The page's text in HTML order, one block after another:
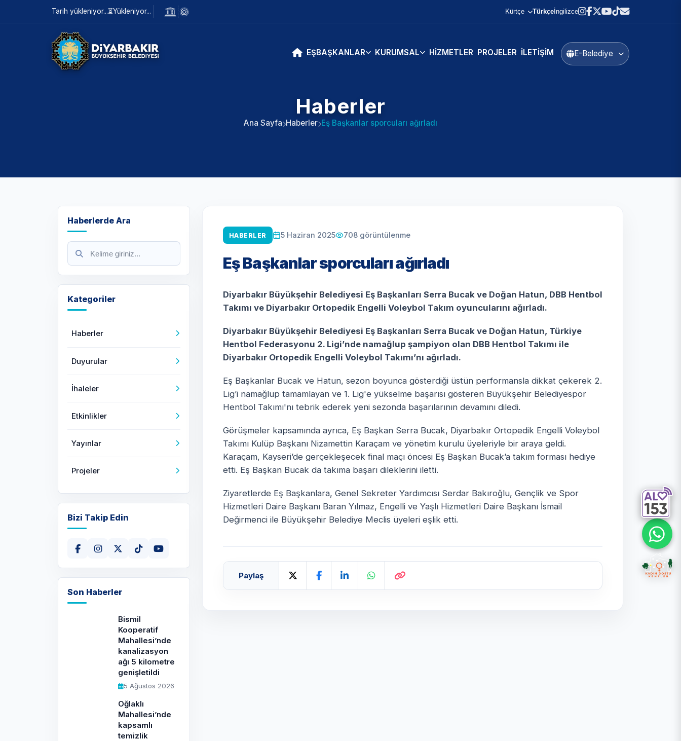
Tarih yükleniyor...⏳Yükleniyor... Kürtçe Türkçe İngilizce
EŞBAŞKANLAR KURUMSAL HIZMETLER PROJELER İLETIŞIM E-Belediye
Haberler
Ana Sayfa Haberler Eş Başkanlar sporcuları ağırladı
Haberlerde Ara
Kategoriler
Haberler
Duyurular
İhaleler
Etkinlikler
Yayınlar
Projeler
Bizi Takip Edin
Son Haberler
Bismil
Kooperatif
Mahallesi’nde
kanalizasyon
ağı 5 kilometre
genişletildi
5 Ağustos 2026
Oğlaklı
Mahallesi’nde
kapsamlı
temizlik
HABERLER 5 Haziran 2025 708 görüntülenme
Eş Başkanlar sporcuları ağırladı
Diyarbakır Büyükşehir Belediyesi Eş Başkanları Serra Bucak ve Doğan Hatun, DBB Hentbol
Takımı ve Diyarbakır Ortopedik Engelli Voleybol Takım oyuncularını ağırladı.
Diyarbakır Büyükşehir Belediyesi Eş Başkanları Serra Bucak ve Doğan Hatun, Türkiye
Hentbol Federasyonu 2. Ligi’nde namağlup şampiyon olan DBB Hentbol Takımı ile
Diyarbakır Ortopedik Engelli Voleybol Takımı’nı ağırladı.
Eş Başkanlar Bucak ve Hatun, sezon boyunca gösterdiği üstün performansla dikkat çekerek 2.
Lig’i namağlup tamamlayan ve 1. Lig'e yükselme başarısı gösteren Büyükşehir Belediyespor
Hentbol Takımı'nı tebrik ederek yeni sezonda başarılarının devamını diledi.
Görüşmeler kapsamında ayrıca, Eş Başkan Serra Bucak, Diyarbakır Ortopedik Engelli Voleybol
Takımı Kulüp Başkanı Nizamettin Karaçam ve yönetim kurulu üyeleriyle bir araya geldi.
Karaçam, Kayseri’de gerçekleşecek final maçı öncesi Eş Başkan Bucak’a takım forması hediye
etti. Eş Başkan Bucak da takıma başarı dileklerini iletti.
Ziyaretlerde Eş Başkanlara, Genel Sekreter Yardımcısı Serdar Bakıroğlu, Gençlik ve Spor
Hizmetleri Daire Başkanı Baran Yılmaz, Engelli ve Yaşlı Hizmetleri Daire Başkanı İsmail
Değirmenci ile Büyükşehir Belediye Meclis üyeleri eşlik etti.
Paylaş